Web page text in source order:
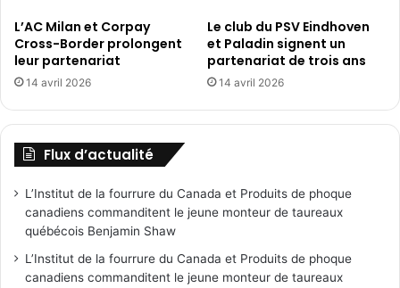
L’AC Milan et Corpay
Cross-Border prolongent
leur partenariat
14 avril 2026
Le club du PSV Eindhoven
et Paladin signent un
partenariat de trois ans
14 avril 2026
Flux d’actualité
L’Institut de la fourrure du Canada et Produits de phoque
canadiens commanditent le jeune monteur de taureaux
québécois Benjamin Shaw
L’Institut de la fourrure du Canada et Produits de phoque
canadiens commanditent le jeune monteur de taureaux